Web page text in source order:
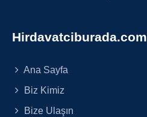
Hirdavatciburada.com
Ana Sayfa
Biz Kimiz
Bize Ulaşın